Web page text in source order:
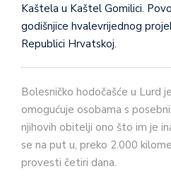
Kaštela u Kaštel Gomilici.
godišnjice hvalevrijednog
Republici Hrvatskoj.
Bolesničko hodočašće u Lurd
omogućuje osobama s
njihovih obitelji ono što im je
se na put u, preko 2.000
provesti četiri dana.